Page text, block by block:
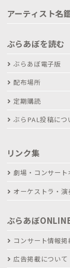
アーティスト名
ぶらあぼを読む
ぶらあぼ電子版
配布場所
定期購読
ぶらPAL投稿につ
リンク集
劇場・コンサート
オーケストラ・演
ぶらあぼ
コンサート情報掲
広告掲載について